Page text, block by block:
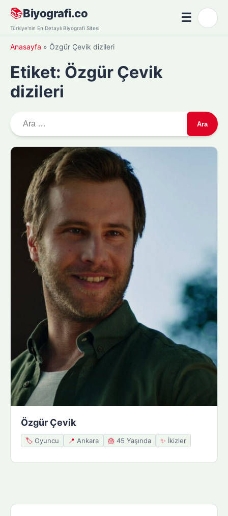
Skip
content
📚Biyografi.co
Türkiye'nin En Detaylı Biyografi Sitesi
☰Menü
Anasayfa » Özgür Çevik dizileri
Etiket: Özgür Çevik
dizileri
r
Özgür Çevik
🏷️ Oyuncu 📍 Ankara 🎂 45 Yaşında ✨ İkizler